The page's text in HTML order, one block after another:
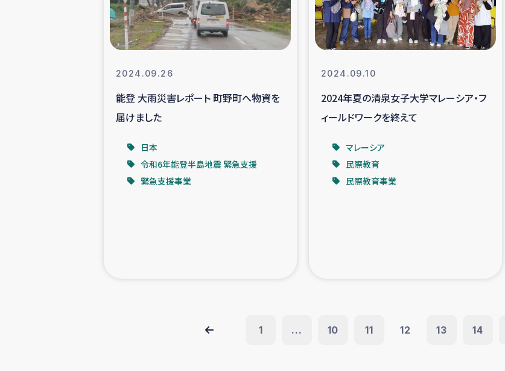
アグロフォレストリー（カカオ）事業
2024.09.26
能登 大雨災害レポート 町野町へ物資を
届けました
日本
令和6年能登半島地震 緊急支援
緊急支援事業
2024.09.10
2024年夏の清泉女子大学マレーシア・フ
ィールドワークを終えて
マレーシア
民際教育
民際教育事業
1 ... 10 11 12 13 14